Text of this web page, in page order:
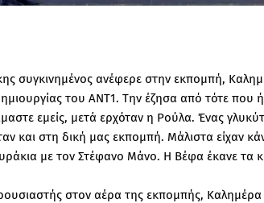
συγκινημένος ανέφερε στην εκπομπή,
του ΑΝΤ1. Την έζησα από τότε που
εμείς, μετά ερχόταν η Ρούλα. Ένας
και στη δική μας εκπομπή. Μάλιστα είχαν
με τον Στέφανο Μάνο. Η Βέφα έκανε τα
στον αέρα της εκπομπής,